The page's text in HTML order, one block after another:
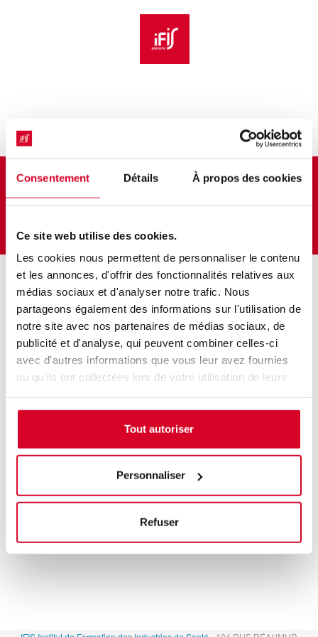
Consentement Détails À propos des cookies
Ce site web utilise des cookies.
Les cookies nous permettent de personnaliser le contenu
et les annonces, d'offrir des fonctionnalités relatives aux
médias sociaux et d'analyser notre trafic. Nous
partageons également des informations sur l'utilisation de
notre site avec nos partenaires de médias sociaux, de
publicité et d'analyse, qui peuvent combiner celles-ci
avec d'autres informations que vous leur avez fournies
ou qu'ils ont collectées lors de votre utilisation de leurs
Tout autoriser
Personnaliser
Refuser
SOUVET Pierre
Prochaines sessions
25/03/27 → 25/03/27 Présentiel
One Health : des
stratégies concrètes pour réduire l’impact environnemental
et préserver la santé humaine
PARIS
Accès aux personnes en situation de handicap :Oui